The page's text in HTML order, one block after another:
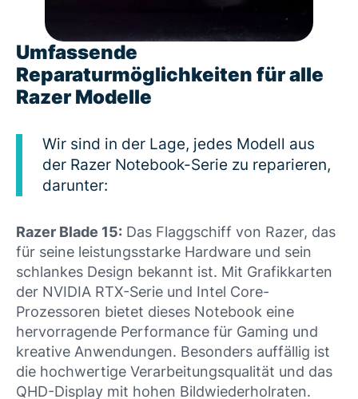
Umfassende
Reparaturmöglichkeiten für alle
Razer Modelle
Wir sind in der Lage, jedes Modell aus
der Razer Notebook-Serie zu reparieren,
darunter:
Razer Blade 15: Das Flaggschiff von Razer, das
für seine leistungsstarke Hardware und sein
schlankes Design bekannt ist. Mit Grafikkarten
der NVIDIA RTX-Serie und Intel Core-
Prozessoren bietet dieses Notebook eine
hervorragende Performance für Gaming und
kreative Anwendungen. Besonders auffällig ist
die hochwertige Verarbeitungsqualität und das
QHD-Display mit hohen Bildwiederholraten.